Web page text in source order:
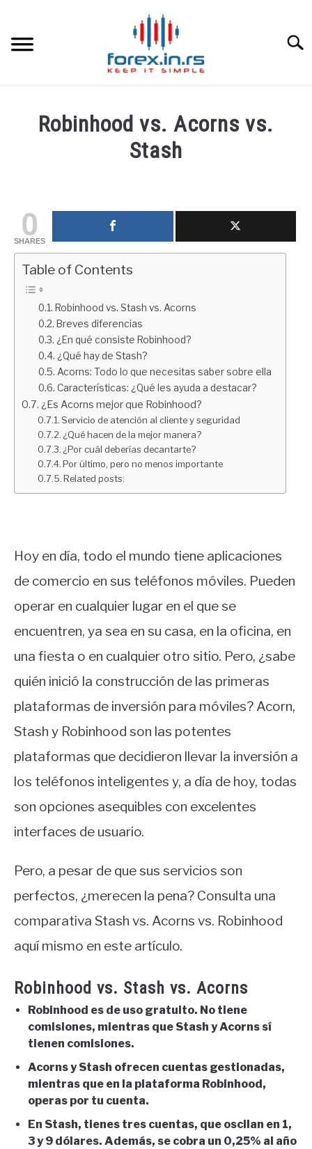
content
LA INVERSIÓN
CONTACT
Robinhood vs. Acorns vs.
Stash
in
Educación
financiera
0
SHARES
Table of Contents
Robinhood vs. Stash vs. Acorns
Breves diferencias
¿En qué consiste Robinhood?
¿Qué hay de Stash?
Acorns: Todo lo que necesitas saber sobre ella
Características: ¿Qué les ayuda a destacar?
¿Es Acorns mejor que Robinhood?
Servicio de atención al cliente y seguridad
¿Qué hacen de la mejor manera?
¿Por cuál deberías decantarte?
Por último, pero no menos importante
Related posts:
Hoy en día, todo el mundo tiene aplicaciones
de comercio en sus teléfonos móviles. Pueden
operar en cualquier lugar en el que se
encuentren, ya sea en su casa, en la oficina, en
una fiesta o en cualquier otro sitio. Pero, ¿sabe
quién inició la construcción de las primeras
plataformas de inversión para móviles? Acorn,
Stash y Robinhood son las potentes
plataformas que decidieron llevar la inversión a
los teléfonos inteligentes y, a día de hoy, todas
son opciones asequibles con excelentes
interfaces de usuario.
Pero, a pesar de que sus servicios son
perfectos, ¿merecen la pena? Consulta una
comparativa Stash vs. Acorns vs. Robinhood
aquí mismo en este artículo.
Robinhood vs. Stash vs. Acorns
Robinhood es de uso gratuito. No tiene
comisiones, mientras que Stash y Acorns sí
tienen comisiones.
Acorns y Stash ofrecen cuentas gestionadas,
mientras que en la plataforma Robinhood,
operas por tu cuenta.
En Stash, tienes tres cuentas, que oscilan en 1,
3 y 9 dólares. Además, se cobra un 0,25% al año